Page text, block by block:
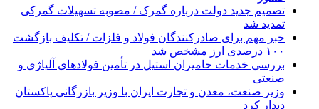
تصمیم جدید دولت درباره گمرک / مصوبه تسهیلات گمرکی
تمدید شد
خبر مهم برای صادرکنندگان فولاد و فلزات / تکلیف بازگشت
۱۰۰ درصدی ارز مشخص شد
بررسی خدمات حامیران استیل در تأمین فولادهای آلیاژی و
صنعتی
وزیر صنعت، معدن و تجارت ایران با وزیر بازرگانی پاکستان
دیدار کرد